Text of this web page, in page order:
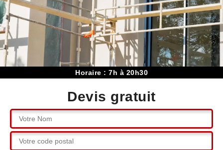
Horaire : 7h à 20h30
Devis gratuit